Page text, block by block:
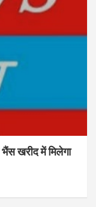
भैंस खरीद में मिलेगा